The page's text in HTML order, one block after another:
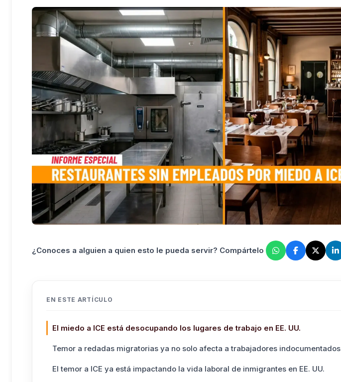
¿Conoces a alguien a quien esto le pueda servir? Compártelo
EN ESTE ARTÍCULO
El miedo a ICE está desocupando los lugares de trabajo en EE. UU.
Temor a redadas migratorias ya no solo afecta a trabajadores indocumentados
El temor a ICE ya está impactando la vida laboral de inmigrantes en EE. UU.